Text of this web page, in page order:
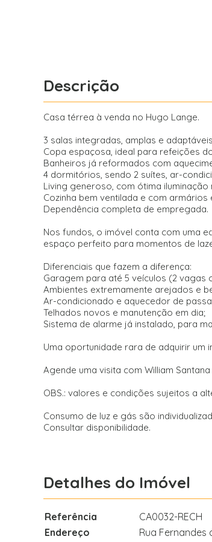
Descrição
Casa térrea à venda no Hugo Lange.
3 salas integradas, amplas e
Copa espaçosa, ideal para refeições
Banheiros já reformados com
4 dormitórios, sendo 2 suítes, ar-
Living generoso, com ótima iluminação
Cozinha bem ventilada e com armários
Dependência completa de empregada.
Nos fundos, o imóvel conta com uma
espaço perfeito para momentos de
Diferenciais que fazem a diferença:
Garagem para até 5 veículos (2 vagas
Ambientes extremamente arejados e
Ar-condicionado e aquecedor de
Telhados novos e manutenção em dia;
Sistema de alarme já instalado, para
Uma oportunidade rara de adquirir um
Agende uma visita com William Santana
OBS.: valores e condições sujeitos a
Consumo de luz e gás são
Consultar disponibilidade.
Detalhes do Imóvel
Referência
CA0032-RECH
Endereço
Rua Fernandes